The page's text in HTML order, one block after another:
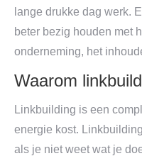
lange drukke dag werk.
beter bezig houden met
onderneming, het
Waarom
Linkbuilding is een
energie kost.
als je niet weet wat je